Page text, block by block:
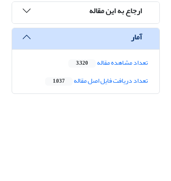
ارجاع به این مقاله
آمار
تعداد مشاهده مقاله 3,320
تعداد دریافت فایل اصل مقاله 1,037